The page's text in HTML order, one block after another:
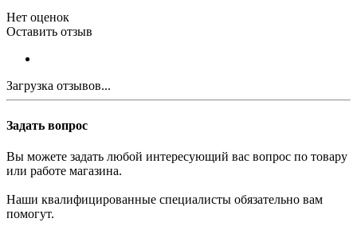
Нет оценок
Оставить отзыв
Загрузка отзывов...
Задать вопрос
Вы можете задать любой интересующий вас вопрос по товару
или работе магазина.
Наши квалифицированные специалисты обязательно вам
помогут.